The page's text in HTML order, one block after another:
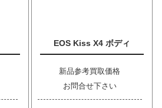
EOS Kiss X4 ボディ
新品参考買取価格
お問合せ下さい